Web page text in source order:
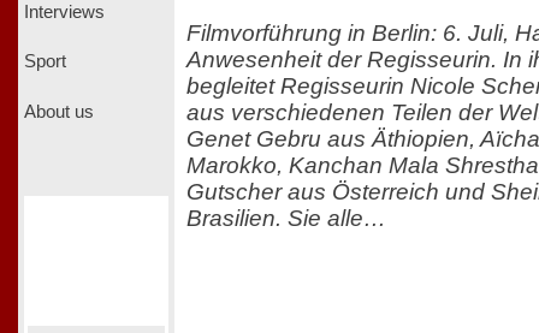
Interviews
Sport
About us
Filmvorführung in Berlin: 6. Juli,
Anwesenheit der Regisseurin. In
begleitet Regisseurin Nicole
aus verschiedenen Teilen der
Genet Gebru aus Äthiopien,
Marokko, Kanchan Mala
Gutscher aus Österreich und
Brasilien. Sie alle…